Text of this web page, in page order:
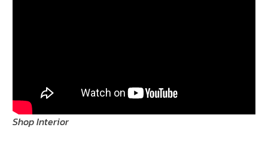
Shop Interior